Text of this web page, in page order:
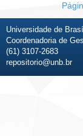
Universidade de
Coordenadoria de
(61) 3107-2683
repositorio@unb.br